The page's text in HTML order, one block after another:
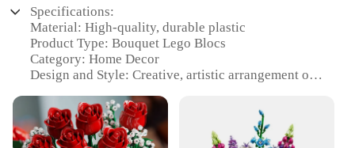
Specifications:
Material: High-quality, durable plastic
Product Type: Bouquet Lego Blocs
Category: Home Decor
Design and Style: Creative, artistic arrangement of
Usage and Purpose: Versatile decoration for various
settings
Performance and Property: Eco-friendly, non-toxic